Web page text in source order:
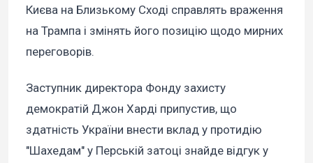
Києва на Близькому Сході справлять враження
на Трампа і змінять його позицію щодо мирних
переговорів.
Заступник директора Фонду захисту
демократій Джон Харді припустив, що
здатність України внести вклад у протидію
"Шахедам" у Перській затоці знайде відгук у